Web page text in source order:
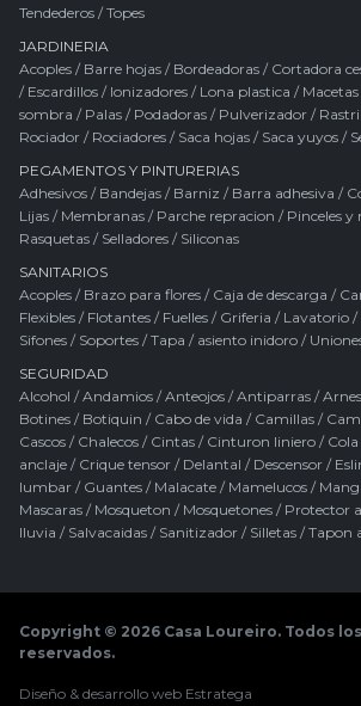
Tendederos /Topes
JARDINERIA
Acoples / Barre hojas / Bordeadoras / Cortadora
/ Escardillos / Ionizadores / Lona plastica / Macetas
sombra / Palas / Podadoras / Pulverizador /
Rociador / Rociadores / Saca hojas / Saca yuyos /
PEGAMENTOS Y PINTURERIAS
Adhesivos / Bandejas / Barniz / Barra adhesiva /
Lijas / Membranas / Parche repracion / Pinceles y
Rasquetas / Selladores / Siliconas
SANITARIOS
Acoples / Brazo para flores / Caja de descarga /
Flexibles / Flotantes / Fuelles / Griferia / Lavatorio /
Sifones / Soportes /Tapa / asiento inidoro /
SEGURIDAD
Alcohol /Andamios /Anteojos /Antiparras /Arnes
Botines / Botiquin / Cabo de vida / Camillas /
Cascos / Chalecos / Cintas / Cinturon liniero /
anclaje / Crique tensor / Delantal / Descensor /
lumbar / Guantes / Malacate / Mamelucos /
Mascaras / Mosqueton / Mosquetones / Protector
lluvia / Salvacaidas / Sanitizador / Silletas /Tapon
Copyright © 2026 Casa Loureiro. Todos
reservados.
Diseño & desarrollo web Estratega